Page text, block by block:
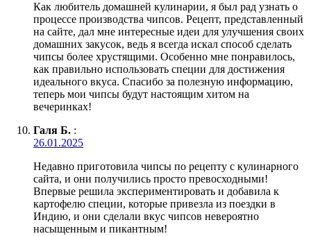
Как любитель домашней кулинарии, я был рад узнать о
процессе производства чипсов. Рецепт, представленный
на сайте, дал мне интересные идеи для улучшения своих
домашних закусок, ведь я всегда искал способ сделать
чипсы более хрустящими. Особенно мне понравилось,
как правильно использовать специи для достижения
идеального вкуса. Спасибо за полезную информацию,
теперь мои чипсы будут настоящим хитом на
вечеринках!
Галя Б. :
26.01.2025
Недавно приготовила чипсы по рецепту с кулинарного
сайта, и они получились просто превосходными!
Впервые решила экспериментировать и добавила к
картофелю специи, которые привезла из поездки в
Индию, и они сделали вкус чипсов невероятно
насыщенным и пикантным!